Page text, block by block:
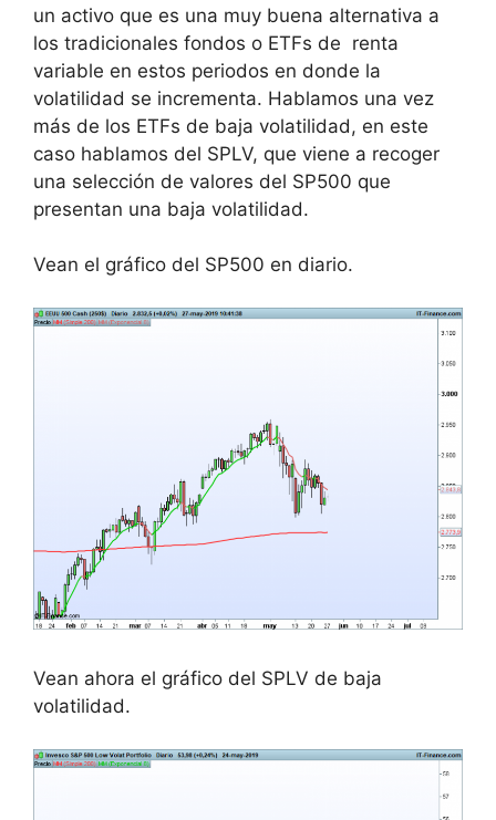
un activo que es una muy buena alternativa a
los tradicionales fondos o ETFs de renta
variable en estos periodos en donde la
volatilidad se incrementa. Hablamos una vez
más de los ETFs de baja volatilidad, en este
caso hablamos del SPLV, que viene a recoger
una selección de valores del SP500 que
presentan una baja volatilidad.
Vean el gráfico del SP500 en diario.
Vean ahora el gráfico del SPLV de baja
volatilidad.